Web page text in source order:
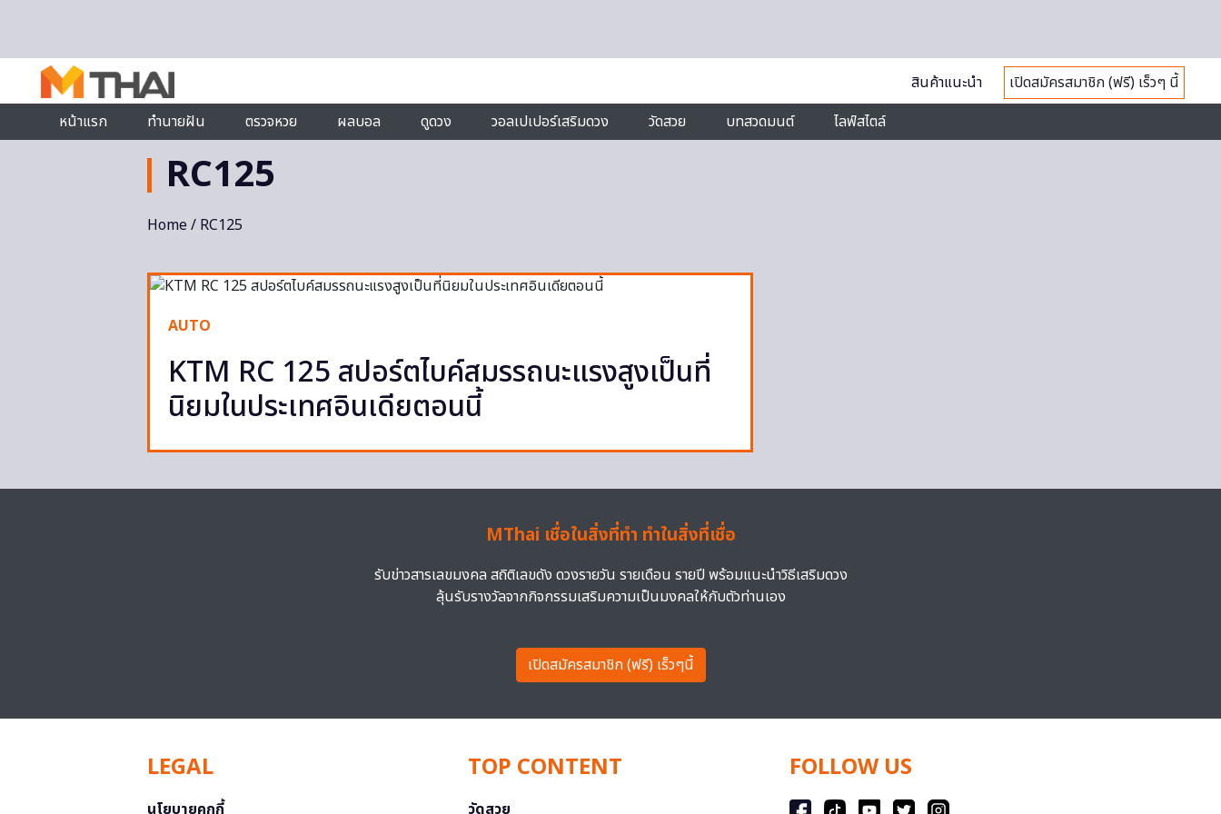
สินค้าแนะนำ
เปิดสมัครสมาชิก (ฟรี) เร็วๆ นี้
หน้าแรก
ทำนายฝัน ตรวจหวย ผลบอล ดูดวง วอลเปเปอร์เสริมดวง วัดสวย บทสวดมนต์ ไลฟ์สไตล์
RC125
Home/ RC125
AUTO
KTM RC 125 สปอร์ตไบค์สมรรถนะแรงสูงเป็นที่
นิยมในประเทศอินเดียตอนนี้
MThai เชื่อในสิ่งที่ทำ ทำในสิ่งที่เชื่อ
รับข่าวสารเลขมงคล สถิติเลขดัง ดวงรายวัน รายเดือน รายปี พร้อมแนะนำวิธีเสริมดวง
ลุ้นรับรางวัลจากกิจกรรมเสริมความเป็นมงคลให้กับตัวท่านเอง
เปิดสมัครสมาชิก (ฟรี) เร็วๆนี้
LEGAL
นโยบายคุกกี้
TOP CONTENT
วัดสวย
FOLLOW US